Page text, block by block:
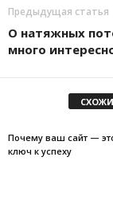
Предыдущая статья
О натяжных
много
Почему ваш сайт —
ключ к успеху